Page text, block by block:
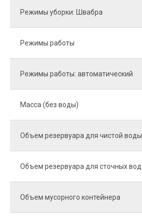
Режимы уборки: Швабра
Режимы работы
Режимы работы: автоматический
Масса (без воды)
Объем резервуара для чистой воды
Объем резервуара для сточных вод
Объем мусорного контейнера